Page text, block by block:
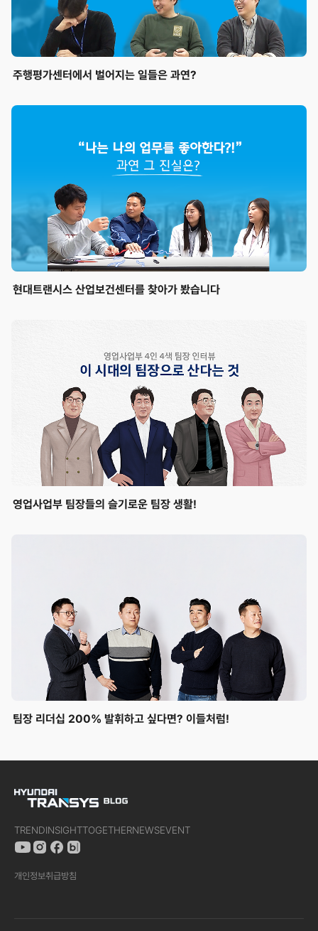
주행평가센터에서 벌어지는 일들은 과연?
현대트랜시스 산업보건센터를 찾아가 봤습니다
영업사업부 팀장들의 슬기로운 팀장 생활!
팀장 리더십 200% 발휘하고 싶다면? 이들처럼!
TRENDINSIGHTTOGETHERNEWSEVENT
개인정보취급방침